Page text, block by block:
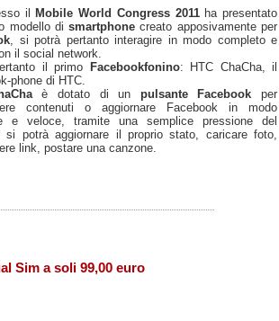
ilMobile World Congress 2011 ha presentato
modello dismartphone creato apposivamente per
, si potrà pertanto interagire in modo completo e
il social network.
il primo Facebookfonino: HTC ChaCha, il
phone di HTC.
è dotato di un pulsante Facebook per
contenuti o aggiornare Facebook in modo
e veloce, tramite una semplice pressione del
si potrà aggiornare il proprio stato, caricare foto,
link, postare una canzone.
Sim a soli 99,00 euro